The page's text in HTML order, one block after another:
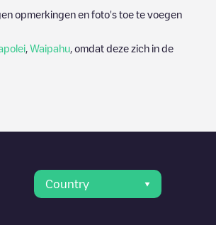
opmerkingen en foto's toe te voegen
Waipahu , omdat deze zich in de
Country